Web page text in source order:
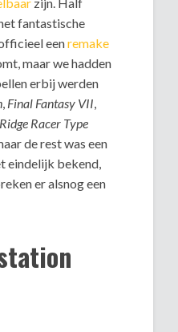
zijn. Half
fantastische
eenremake
maar we hadden
erbij werden
, Final Fantasy VII,
Ridge Racer Type
de rest was een
eindelijk bekend,
er alsnog een